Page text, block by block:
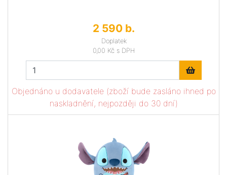
2 590 b.
Doplatek
0,00 Kč s DPH
Objednáno u dodavatele (zboží bude zasláno ihned po
naskladnění, nejpozději do 30 dní)